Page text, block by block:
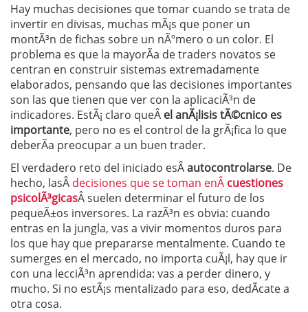
Hay muchas decisiones que tomar cuando se trata de
invertir en divisas, muchas mÃ¡s que poner un
montÃ³n de fichas sobre un nÃºmero o un color. El
problema es que la mayorÃ­a de traders novatos se
centran en construir sistemas extremadamente
elaborados, pensando que las decisiones importantes
son las que tienen que ver con la aplicaciÃ³n de
indicadores. EstÃ¡ claro queÂ el anÃ¡lisis tÃ©cnico es
importante, pero no es el control de la grÃ¡fica lo que
deberÃ­a preocupar a un buen trader.
El verdadero reto del iniciado esÂautocontrolarse. De
hecho, lasÂ decisiones que se toman enÂ cuestiones
psicolÃ³gicasÂ suelen determinar el futuro de los
pequeÃ±os inversores. La razÃ³n es obvia: cuando
entras en la jungla, vas a vivir momentos duros para
los que hay que prepararse mentalmente. Cuando te
sumerges en el mercado, no importa cuÃ¡l, hay que ir
con una lecciÃ³n aprendida: vas a perder dinero, y
mucho. Si no estÃ¡s mentalizado para eso, dedÃ­cate a
otra cosa.